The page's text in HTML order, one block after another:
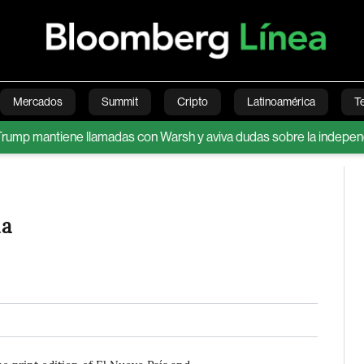
Mercados Summit Cripto Latinoamérica
Economía Estilo de vida Mundo Videos
llamadas con Warsh y aviva dudas sobre la